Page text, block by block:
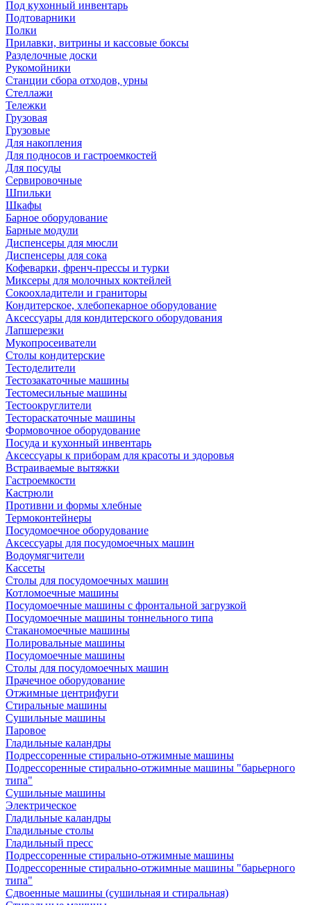
Под кухонный инвентарь
Подтоварники
Полки
Прилавки, витрины и кассовые боксы
Разделочные доски
Рукомойники
Станции сбора отходов, урны
Стеллажи
Тележки
Грузовая
Грузовые
Для накопления
Для подносов и гастроемкостей
Для посуды
Сервировочные
Шпильки
Шкафы
Барное оборудование
Барные модули
Диспенсеры для мюсли
Диспенсеры для сока
Кофеварки, френч-прессы и турки
Миксеры для молочных коктейлей
Сокоохладители и граниторы
Кондитерское, хлебопекарное оборудование
Аксессуары для кондитерского оборудования
Лапшерезки
Мукопросеиватели
Столы кондитерские
Тестоделители
Тестозакаточные машины
Тестомесильные машины
Тестоокруглители
Тестораскаточные машины
Формовочное оборудование
Посуда и кухонный инвентарь
Аксессуары к приборам для красоты и здоровья
Встраиваемые вытяжки
Гастроемкости
Кастрюли
Противни и формы хлебные
Термоконтейнеры
Посудомоечное оборудование
Аксессуары для посудомоечных машин
Водоумягчители
Кассеты
Столы для посудомоечных машин
Котломоечные машины
Посудомоечные машины с фронтальной загрузкой
Посудомоечные машины тоннельного типа
Стаканомоечные машины
Полировальные машины
Посудомоечные машины
Столы для посудомоечных машин
Прачечное оборудование
Отжимные центрифуги
Стиральные машины
Сушильные машины
Паровое
Гладильные каландры
Подрессоренные стирально-отжимные машины
Подрессоренные стирально-отжимные машины "барьерного
типа"
Сушильные машины
Электрическое
Гладильные каландры
Гладильные столы
Гладильный пресс
Подрессоренные стирально-отжимные машины
Подрессоренные стирально-отжимные машины "барьерного
типа"
Сдвоенные машины (сушильная и стиральная)